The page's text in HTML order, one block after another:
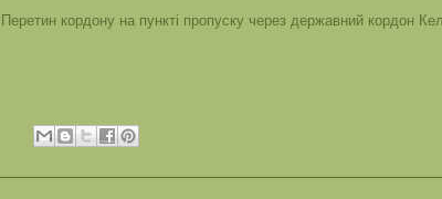
Перетин кордону на пункті пропуску через державний кордон